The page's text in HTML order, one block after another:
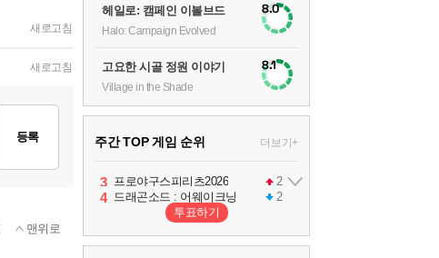
새로고침
새로고침
등록
맨위로
헤일로: 캠페인 이볼브드
Halo: Campaign Evolved
8.0
고요한 시골 정원 이야기
Village in the Shade
8.1
주간 TOP 게임 순위 더보기+
1 팰월드
2 1
3 프로야구스피리츠2026 2
4 드래곤소드 : 어웨이크닝 2
5 블라인드 삼국 1
투표하기